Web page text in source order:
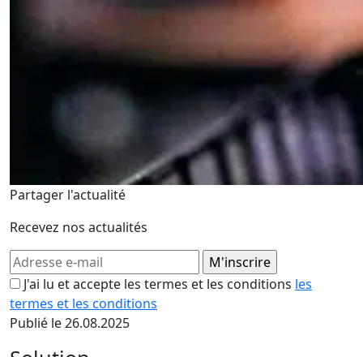
Publié le 26.08.2025
Partager l'actualité
Recevez nos actualités
J'ai lu et accepte les termes et les conditions les
termes et les conditions